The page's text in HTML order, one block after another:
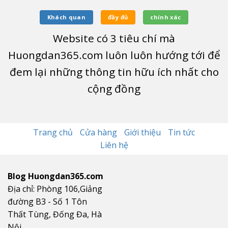
Khách quan đầy đủ chính xác
Website có 3 tiêu chí mà
Huongdan365.com luôn luôn hướng tới để
đem lại những thông tin hữu ích nhất cho
cộng đồng
Trang chủ Cửa hàng Giới thiệu
Tin tức
Liên hệ
Blog Huongdan365.com
Địa chỉ: Phòng 106,Giảng
đường B3 - Số 1 Tôn
Thất Tùng, Đống Đa, Hà